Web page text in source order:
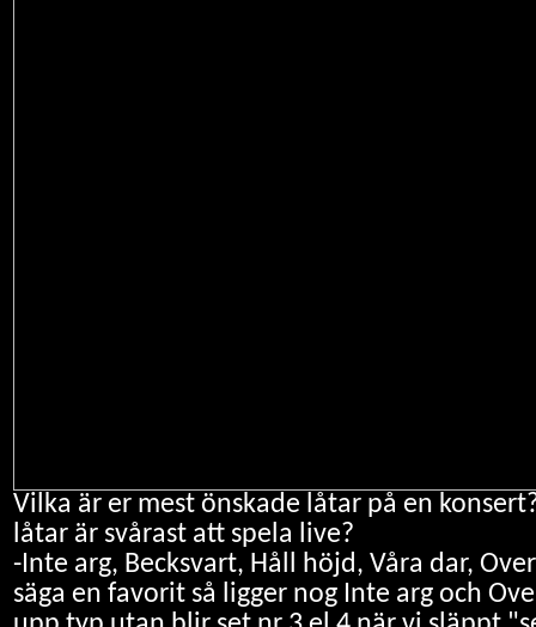
Vilka är er mest önskade låtar på en
låtar är svårast att spela live?
-Inte arg, Becksvart, Håll höjd, Våra dar,
säga en favorit så ligger nog Inte arg och